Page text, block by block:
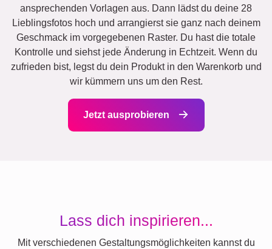
ansprechenden Vorlagen aus. Dann lädst du deine 28
Lieblingsfotos hoch und arrangierst sie ganz nach deinem
Geschmack im vorgegebenen Raster. Du hast die totale
Kontrolle und siehst jede Änderung in Echtzeit. Wenn du
zufrieden bist, legst du dein Produkt in den Warenkorb und
wir kümmern uns um den Rest.
Jetzt ausprobieren
Lass dich inspirieren...
Mit verschiedenen Gestaltungsmöglichkeiten kannst du